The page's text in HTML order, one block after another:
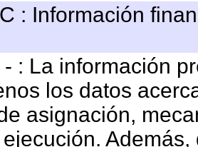
: Información
- : La información
los datos
asignación,